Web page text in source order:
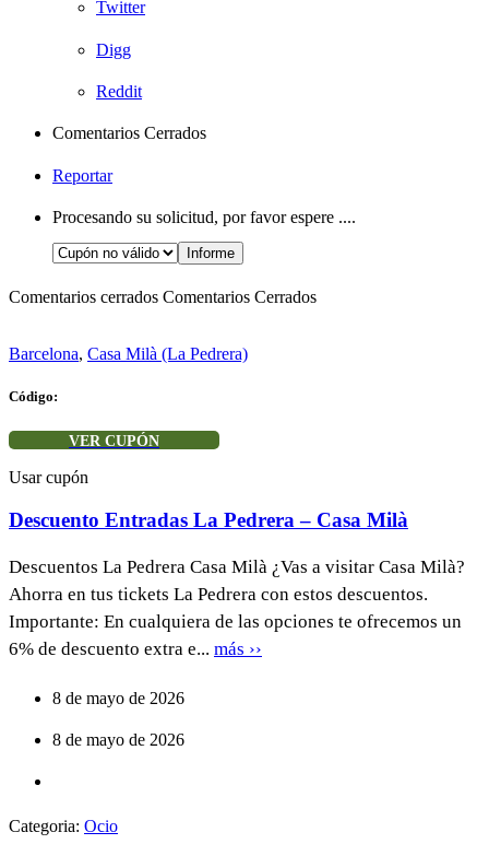
Twitter
Digg
Reddit
Comentarios Cerrados
Reportar
Procesando su solicitud, por favor espere ....
Comentarios cerrados Comentarios Cerrados
Barcelona, Casa Milà (La Pedrera)
Código:
VER CUPÓN
Usar cupón
Descuento Entradas La Pedrera – Casa Milà
Descuentos La Pedrera Casa Milà ¿Vas a visitar Casa Milà?
Ahorra en tus tickets La Pedrera con estos descuentos.
Importante: En cualquiera de las opciones te ofrecemos un
6% de descuento extra e... más ››
8 de mayo de 2026
8 de mayo de 2026
Categoria: Ocio